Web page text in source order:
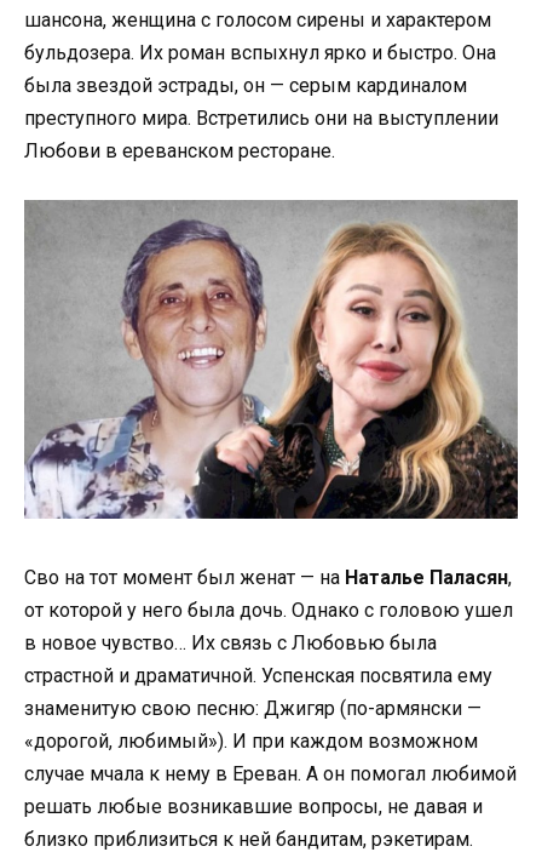
шансона, женщина с голосом сирены и характером
бульдозера. Их роман вспыхнул ярко и быстро. Она
была звездой эстрады, он — серым кардиналом
преступного мира. Встретились они на выступлении
Любови в ереванском ресторане.
Сво на тот момент был женат — на Наталье Паласян,
от которой у него была дочь. Однако с головою ушел
в новое чувство… Их связь с Любовью была
страстной и драматичной. Успенская посвятила ему
знаменитую свою песню: Джигяр (по-армянски —
«дорогой, любимый»). И при каждом возможном
случае мчала к нему в Ереван. А он помогал любимой
решать любые возникавшие вопросы, не давая и
близко приблизиться к ней бандитам, рэкетирам.